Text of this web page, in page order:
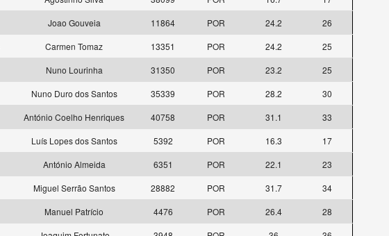
Joao Gouveia 11864 POR 24.2
26
Carmen Tomaz 13351 POR 24.2
25
Nuno Lourinha 31350 POR 23.2
25
Nuno Duro dos Santos 35339 POR 28.2
30
António Coelho Henriques 40758 POR 31.1
33
Luís Lopes dos Santos 5392 POR 16.3
17
António Almeida 6351 POR 22.1
23
Miguel Serrão Santos 28882 POR 31.7
34
Manuel Patrício 4476 POR 26.4
28